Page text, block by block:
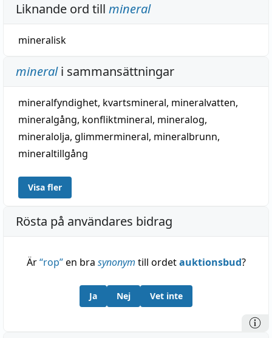
Liknande ord till mineral
mineralisk
minerali sammansättningar
mineralfyndighet, kvartsmineral, mineralvatten,
mineralgång, konfliktmineral, mineralog,
mineralolja, glimmermineral, mineralbrunn,
mineraltillgång
Visa fler
Rösta på användares bidrag
Är“rop”en bra synonym till ordetauktionsbud?
Ja Nej Vet inte